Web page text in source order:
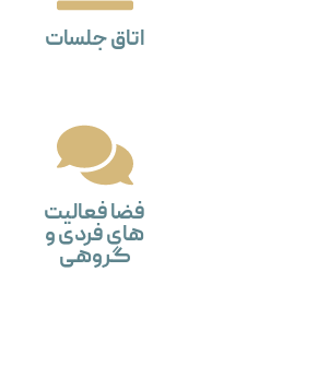
اتاق جلسات
فضا فعالیت
های فردی و
گروهی